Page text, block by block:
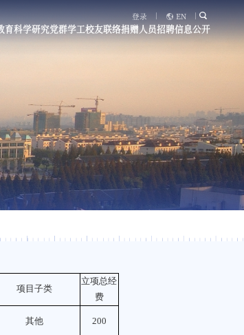
登录 EN
育科学研究党群学工校友联络捐赠人员招聘信息公开
项目子类
立项总经
费
其他 200